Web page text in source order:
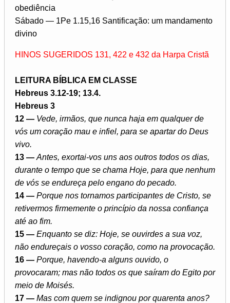
obediência
Sábado — 1Pe 1.15,16 Santificação: um mandamento
divino
HINOS SUGERIDOS 131, 422 e 432 da Harpa Cristã
LEITURA BÍBLICA EM CLASSE
Hebreus 3.12-19; 13.4.
Hebreus 3
12 — Vede, irmãos, que nunca haja em qualquer de
vós um coração mau e infiel, para se apartar do Deus
vivo.
13 — Antes, exortai-vos uns aos outros todos os dias,
durante o tempo que se chama Hoje, para que nenhum
de vós se endureça pelo engano do pecado.
14 — Porque nos tornamos participantes de Cristo, se
retivermos firmemente o princípio da nossa confiança
até ao fim.
15 — Enquanto se diz: Hoje, se ouvirdes a sua voz,
não endureçais o vosso coração, como na provocação.
16 — Porque, havendo-a alguns ouvido, o
provocaram; mas não todos os que saíram do Egito por
meio de Moisés.
17 — Mas com quem se indignou por quarenta anos?